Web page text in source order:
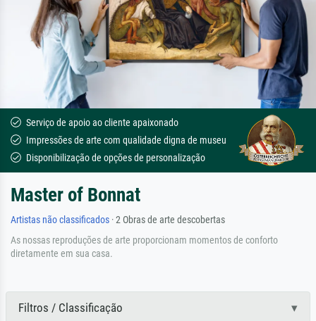
Serviço de apoio ao cliente apaixonado
Impressões de arte com qualidade digna de museu
Disponibilização de opções de personalização
Master of Bonnat
Artistas não classificados · 2 Obras de arte descobertas
As nossas reproduções de arte proporcionam momentos de conforto
diretamente em sua casa.
Filtros / Classificação